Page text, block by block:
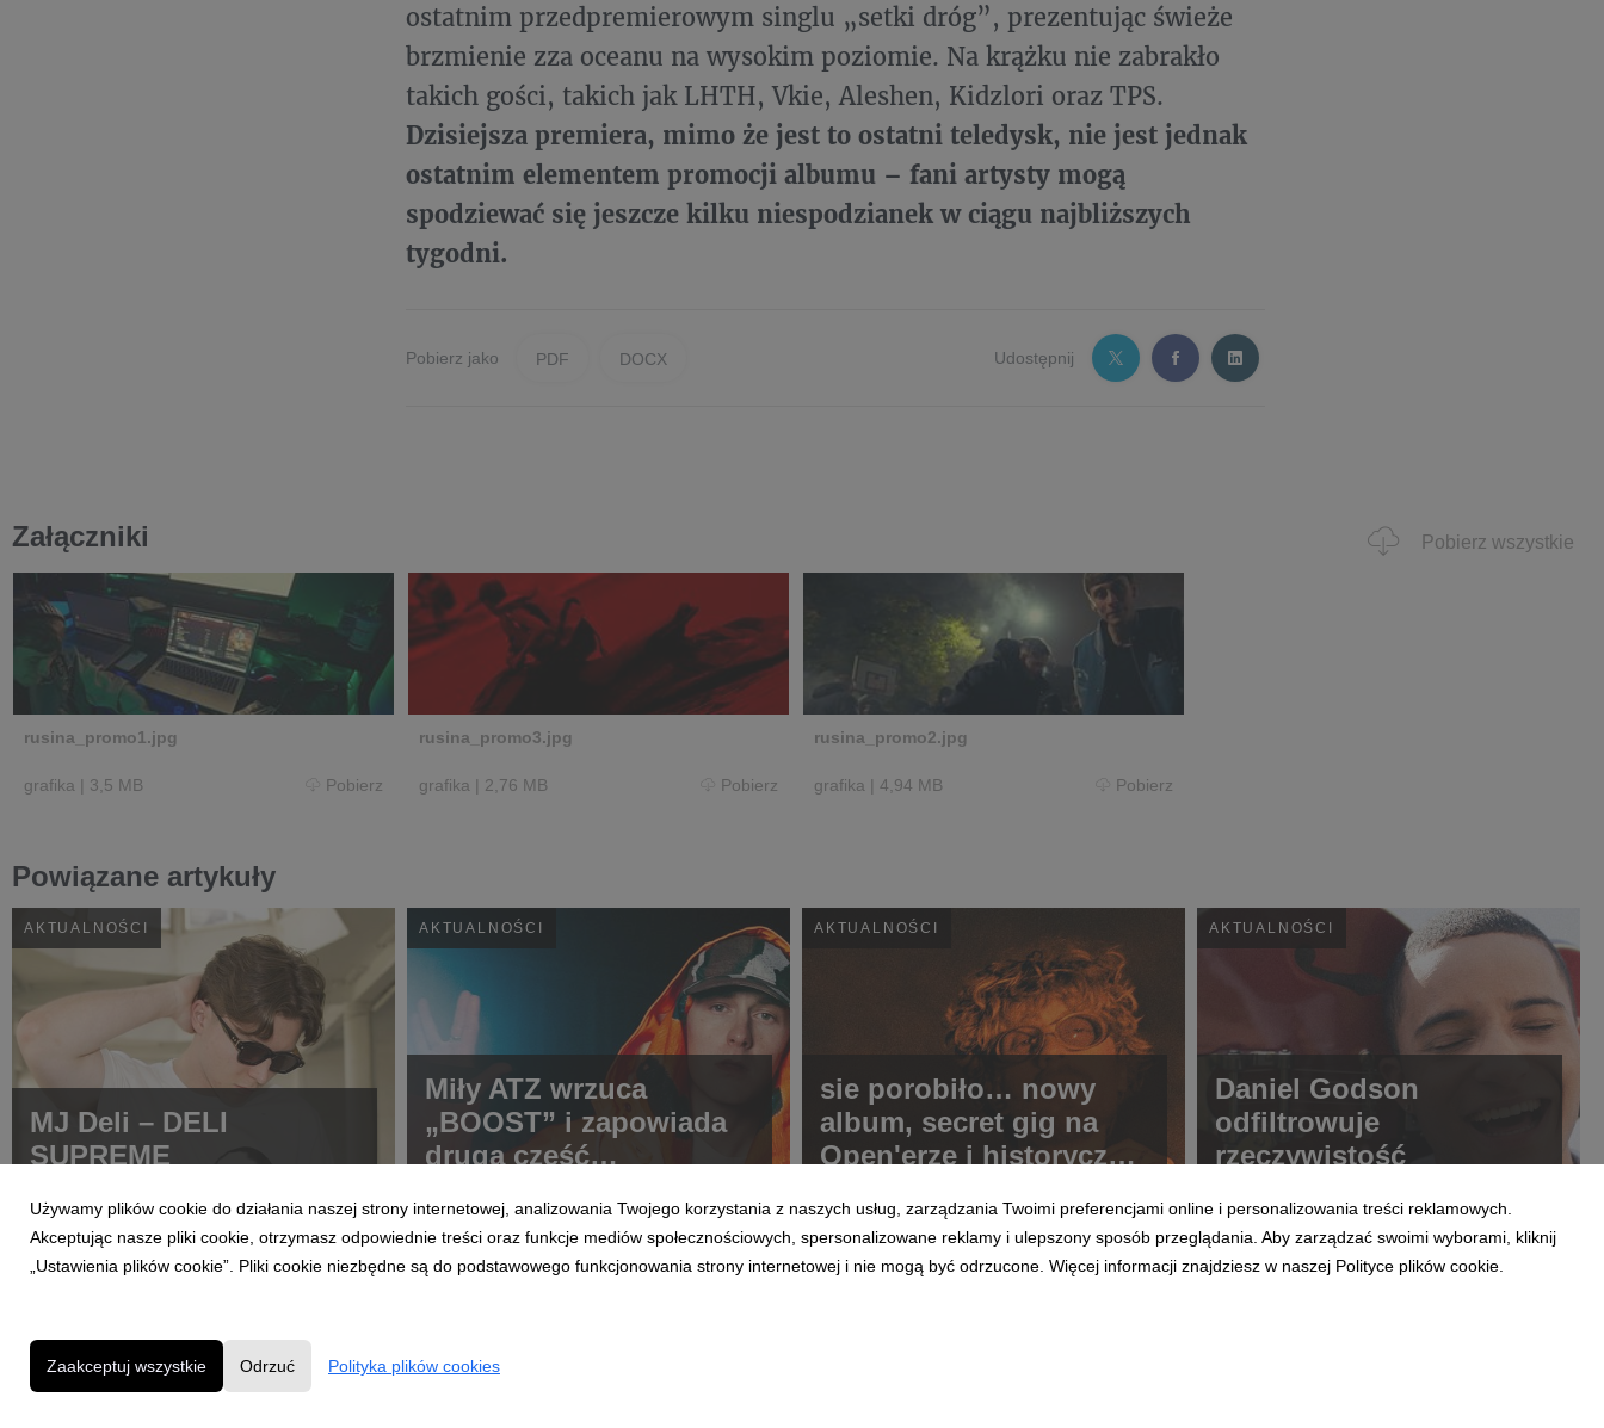
ostatnim przedpremierowym singlu „setki dróg”, prezentując świeże
brzmienie zza oceanu na wysokim poziomie. Na krążku nie zabrakło
takich gości, takich jak LHTH, Vkie, Aleshen, Kidzlori oraz TPS.
Dzisiejsza premiera, mimo że jest to ostatni teledysk, nie jest jednak
ostatnim elementem promocji albumu – fani artysty mogą
spodziewać się jeszcze kilku niespodzianek w ciągu najbliższych
tygodni.
Pobierz jako PDF DOCX Udostępnij
Załączniki Pobierz wszystkie
rusina_promo1.jpg
grafika | 3,5 MB Pobierz
rusina_promo3.jpg
grafika | 2,76 MB Pobierz
rusina_promo2.jpg
grafika | 4,94 MB Pobierz
Powiązane artykuły
AKTUALNOŚCI
MJ Deli – DELI
SUPREME
AKTUALNOŚCI
Miły ATZ wrzuca
„BOOST” i zapowiada
drugą część
AKTUALNOŚCI
sie porobiło… nowy
album, secret gig na
Open'erze i historyczny
Wiśle
AKTUALNOŚCI
Daniel Godson
odfiltrowuje
rzeczywistość
Używamy plików cookie do działania naszej strony internetowej, analizowania Twojego korzystania z naszych usług, zarządzania Twoimi preferencjami online i personalizowania treści reklamowych.
Akceptując nasze pliki cookie, otrzymasz odpowiednie treści oraz funkcje mediów społecznościowych, spersonalizowane reklamy i ulepszony sposób przeglądania. Aby zarządzać swoimi wyborami, kliknij
„Ustawienia plików cookie”. Pliki cookie niezbędne są do podstawowego funkcjonowania strony internetowej i nie mogą być odrzucone. Więcej informacji znajdziesz w naszej Polityce plików cookie.
Zaakceptuj wszystkie Odrzuć Polityka plików cookies